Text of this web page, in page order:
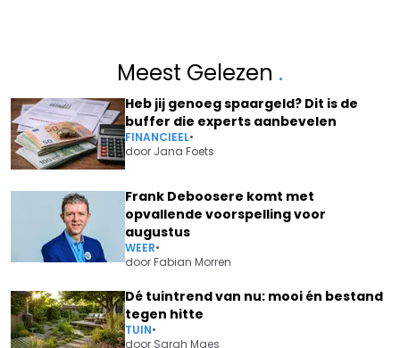
Meest Gelezen .
Heb jij genoeg spaargeld? Dit is de
buffer die experts aanbevelen
FINANCIEEL•
door Jana Foets
Frank Deboosere komt met
opvallende voorspelling voor
augustus
WEER•
doorFabian Morren
Dé tuintrend van nu: mooi én bestand
tegen hitte
TUIN•
door Sarah Maes